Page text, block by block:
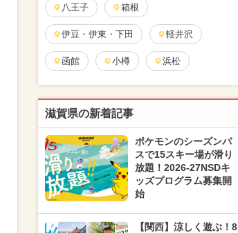
八王子 箱根
伊豆・伊東・下田 軽井沢
函館 小樽 浜松
滋賀県の新着記事
ポケモンのシーズンパ
スで15スキー場が滑り
放題！2026-27NSDキ
ッズプログラム募集開
始
【関西】涼しく遊ぶ！8